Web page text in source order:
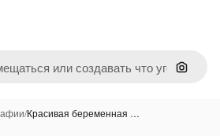
Поиск
/Красивая беременная …